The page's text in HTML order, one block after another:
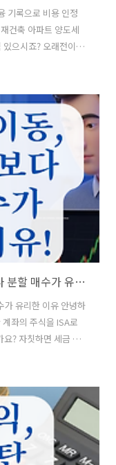
기록으로 비용 인정
건축 아파트 양도세
으시죠? 오래전이라
비용으로 인정받
요. 바로 확인해 보시
실행 및 지급 내역 활
인서 등 대체 서류
질문 (FAQ) ❓ 그럼
지부터 알아볼까요..
일반 계좌 주식 ISA 이동, 전량 매도보다 분할 매수가 유리한 이유
가 유리한 이유 안녕하
좌의 주식을 ISA로
? 자칫하면 세금 혜
려드리는 전략을 꼭
다주는 경제적 이점
좌 이동 전 반드시 체
, 왜 우리가 주식을
부터 알아볼까요?ISA